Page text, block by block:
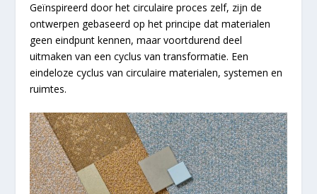
Geïnspireerd door het circulaire proces zelf, zijn de
ontwerpen gebaseerd op het principe dat materialen
geen eindpunt kennen, maar voortdurend deel
uitmaken van een cyclus van transformatie. Een
eindeloze cyclus van circulaire materialen, systemen en
ruimtes.